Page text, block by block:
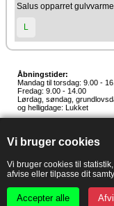
Vi bruger cookies
Vi bruger cookies til
afvise eller tilpasse dit
Accepter alle
Salus opparret
L
Åbningstider:
Mandag til torsdag: 9.00 -
Fredag: 9.00 - 14.00
Lørdag, søndag,
og helligdage: Lukket
Hunnerupvej 3, 6920
E-mail:salg@hedestoker.dk
PA: